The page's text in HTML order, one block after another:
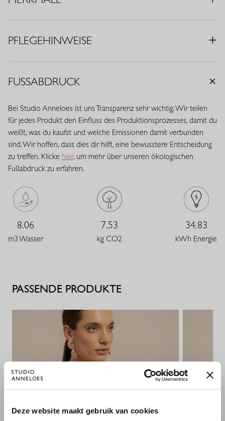
Deze website maakt gebruik van cookies
• Gedrehte Träger
• Material: Medium Travelstoff (75% Polyamid, 25% Elasthan)
Travelstoff ist ein komfortabler, pflegeleichter Stretchstoff, der
kaum knittert und lange schön bleibt. Travelstoff Medium hat eine
raffinierte mittlere Stoffdicke und bietet eine ausgewogene
Balance zwischen Stabilität und Geschmeidigkeit. Der Stoff trägt
sich angenehm, verleiht ausreichend Body und behält zuverlässig
seine Passform. Eine vielseitige Qualität mit eleganter
PFLEGEHINWEISE
FUSSABDRUCK
Bei Studio Anneloes ist uns Transparenz sehr wichtig. Wir teilen
für jedes Produkt den Einfluss des Produktionsprozesses, damit du
weißt, was du kaufst und welche Emissionen damit verbunden
sind. Wir hoffen, dass dies dir hilft, eine bewusstere Entscheidung
zu treffen. Klicke hier, um mehr über unseren ökologischen
Fußabdruck zu erfahren.
8.06
m3 Wasser
7.53
kg CO2
34.83
kWh Energie
PASSENDE PRODUKTE
WILLKOMMEN BEI STUDIO